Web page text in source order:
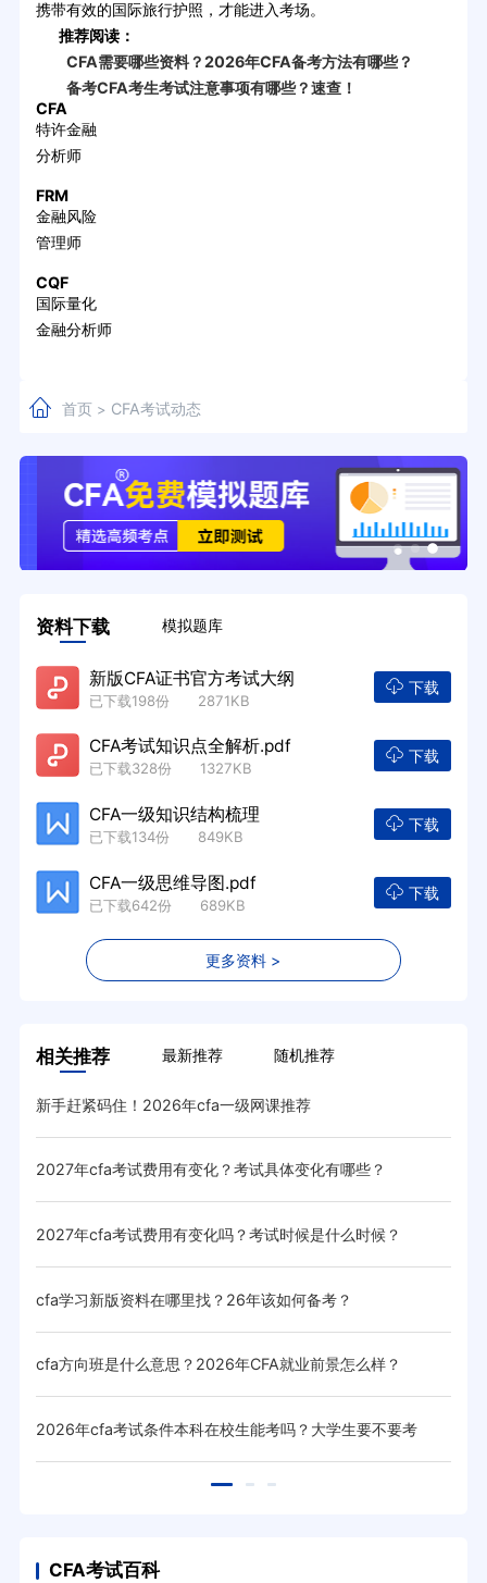
携带有效的国际旅行护照，才能进入考场。
推荐阅读：
CFA需要哪些资料？2026年CFA备考方法有哪些？
备考CFA考生考试注意事项有哪些？速查！
CFA
特许金融
分析师
FRM
金融风险
管理师
CQF
国际量化
金融分析师
首页> CFA考试动态
资料下载 模拟题库
新版CFA证书官方考试大纲
已下载198份 2871KB
下载
CFA考试知识点全解析.pdf
已下载328份 1327KB
下载
CFA一级知识结构梳理
已下载134份 849KB
下载
CFA一级思维导图.pdf
已下载642份 689KB
下载
更多资料 >
相关推荐 最新推荐 随机推荐
新手赶紧码住！2026年cfa一级网课推荐
2027年cfa考试费用有变化？考试具体变化有哪些？
2027年cfa考试费用有变化吗？考试时候是什么时候？
cfa学习新版资料在哪里找？26年该如何备考？
cfa方向班是什么意思？2026年CFA就业前景怎么样？
2026年cfa考试条件本科在校生能考吗？大学生要不要考
CFA考试百科